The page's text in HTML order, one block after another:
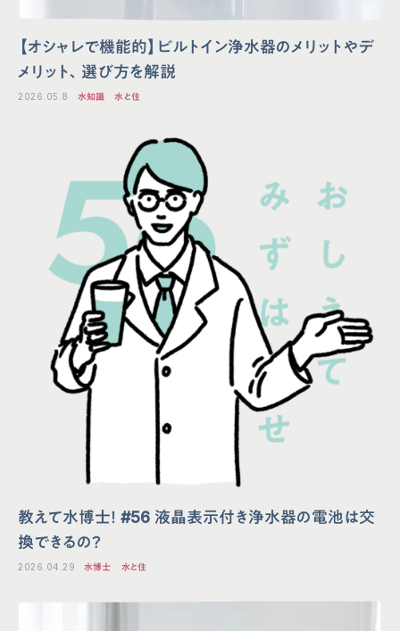
【オシャレで機能的】ビルトイン浄水器のメリットやデ
メリット、選び方を解説
2026.05.8 水知識 水と住
教えて水博士！ #56 液晶表示付き浄水器の電池は交
換できるの？
2026.04.29 水博士 水と住